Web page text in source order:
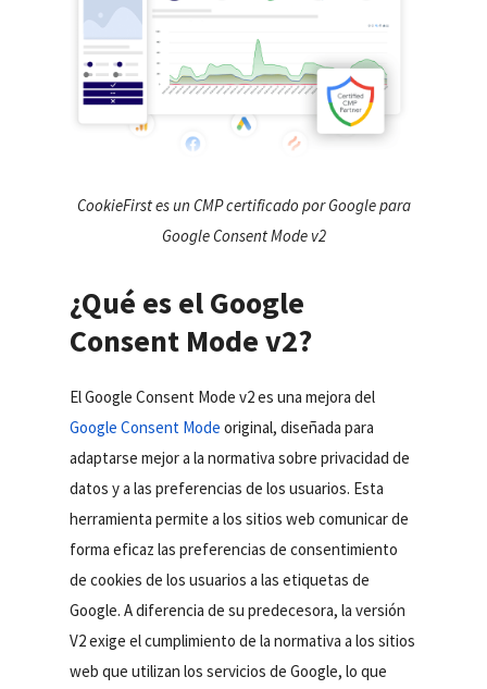
CookieFirst es un CMP certificado por Google para
Google Consent Mode v2
¿Qué es el Google
Consent Mode v2?
El Google Consent Mode v2 es una mejora del
Google Consent Mode original, diseñada para
adaptarse mejor a la normativa sobre privacidad de
datos y a las preferencias de los usuarios. Esta
herramienta permite a los sitios web comunicar de
forma eficaz las preferencias de consentimiento
de cookies de los usuarios a las etiquetas de
Google. A diferencia de su predecesora, la versión
V2 exige el cumplimiento de la normativa a los sitios
web que utilizan los servicios de Google, lo que